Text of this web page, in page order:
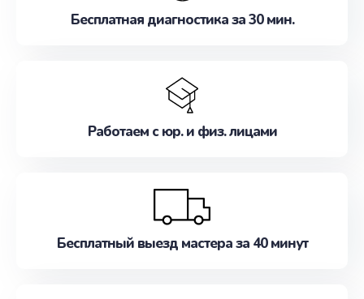
Бесплатная диагностика за 30 мин.
Работаем с юр. и физ. лицами
Бесплатный выезд мастера за 40 минут